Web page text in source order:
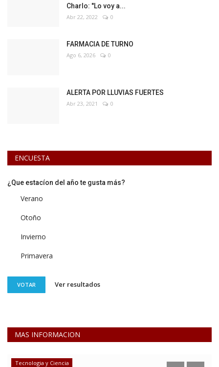
Charlo: "Lo voy a...
Abr 22, 2022 0
FARMACIA DE TURNO
Ago 6, 2026 0
ALERTA POR LLUVIAS FUERTES
Abr 23, 2021 0
ENCUESTA
¿Que estacíon del año te gusta más?
Verano
Otoño
Invierno
Primavera
VOTAR Ver resultados
MAS INFORMACION
Tecnologia y Ciencia